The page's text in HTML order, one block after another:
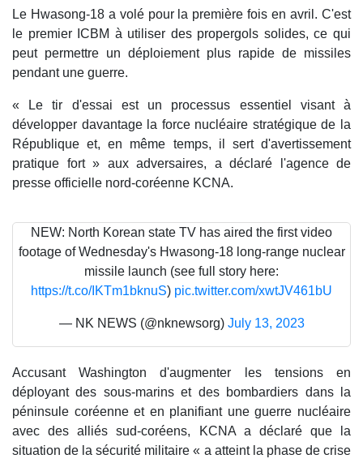
Le Hwasong-18 a volé pour la première fois en avril. C'est
le premier ICBM à utiliser des propergols solides, ce qui
peut permettre un déploiement plus rapide de missiles
pendant une guerre.
« Le tir d'essai est un processus essentiel visant à
développer davantage la force nucléaire stratégique de la
République et, en même temps, il sert d'avertissement
pratique fort » aux adversaires, a déclaré l'agence de
presse officielle nord-coréenne KCNA.
NEW: North Korean state TV has aired the first video
footage of Wednesday's Hwasong-18 long-range nuclear
missile launch (see full story here:
https://t.co/IKTm1bknuS) pic.twitter.com/xwtJV461bU
— NK NEWS (@nknewsorg) July 13, 2023
Accusant Washington d'augmenter les tensions en
déployant des sous-marins et des bombardiers dans la
péninsule coréenne et en planifiant une guerre nucléaire
avec des alliés sud-coréens, KCNA a déclaré que la
situation de la sécurité militaire « a atteint la phase de crise